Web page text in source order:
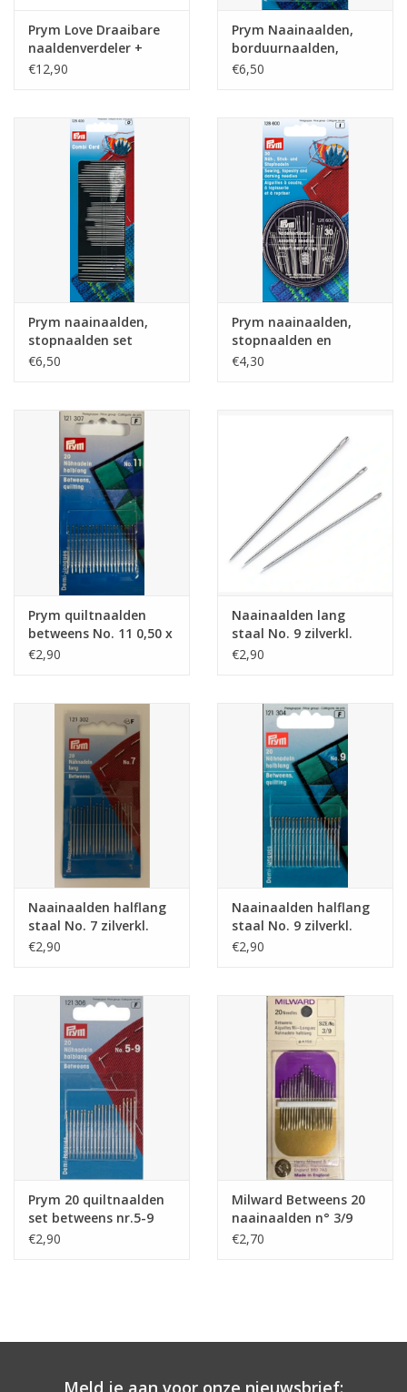
Sale / Coupons
Cadeaubonnen
Prym Love Draaibare
naaldenverdeler +
naalden mint
€12,90
Prym Naainaalden,
borduurnaalden,
stopnaalden set
€6,50
Prym naainaalden,
stopnaalden set
€6,50
Prym naainaalden,
stopnaalden en
tapijtnaalden
€4,30
Prym quiltnaalden
betweens No. 11 0,50 x
26 mm
€2,90
Naainaalden lang
staal No. 9 zilverkl.
0,60 x 34 mm
€2,90
Naainaalden halflang
staal No. 7 zilverkl.
0,70x31mm 20st.
€2,90
Naainaalden halflang
staal No. 9 zilverkl.
0,60x28mm 20st.
€2,90
Prym 20 quiltnaalden
set betweens nr.5-9
€2,90
Milward Betweens 20
naainaalden n° 3/9
€2,70
Meld je aan voor onze nieuwsbrief: